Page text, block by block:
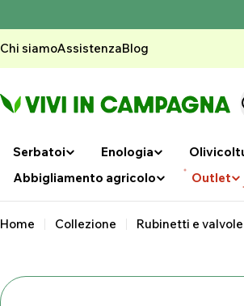
al
contenuto
Chi siamoAssistenzaBlog
Serbatoi Enologia
Abbigliamento agricolo
Outlet
Home Collezione Rubinetti e